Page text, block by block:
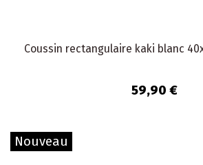
Coussin rectangulaire kaki blanc
59,90 €
Nouveau